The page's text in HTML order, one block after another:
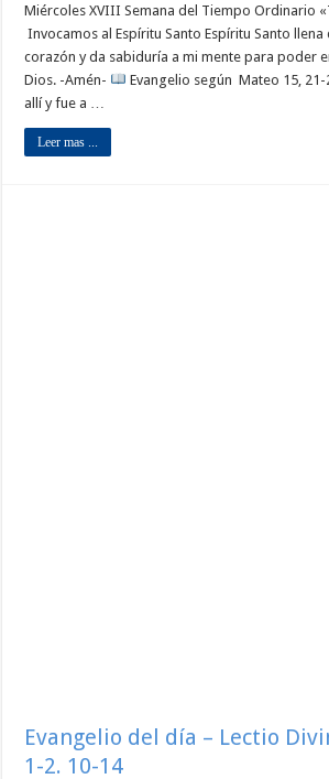
Miércoles XVIII Semana del Tiempo Ordinario
Invocamos al Espíritu Santo Espíritu Santo
corazón y da sabiduría a mi mente para poder
Dios. -Amén-
Evangelio según Mateo 15, 21-
allí y fue a …
Leer mas ...
Evangelio del día – Lectio
1-2. 10-14